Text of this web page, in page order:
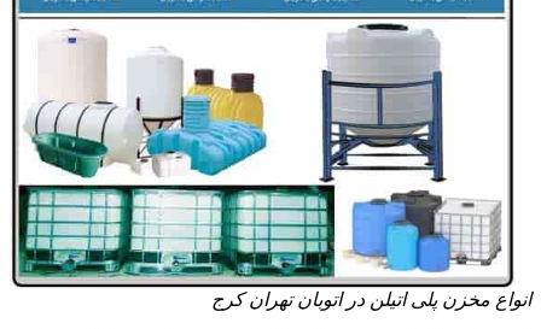
انواع مخزن پلی اتیلن در اتوبان تهران کرج